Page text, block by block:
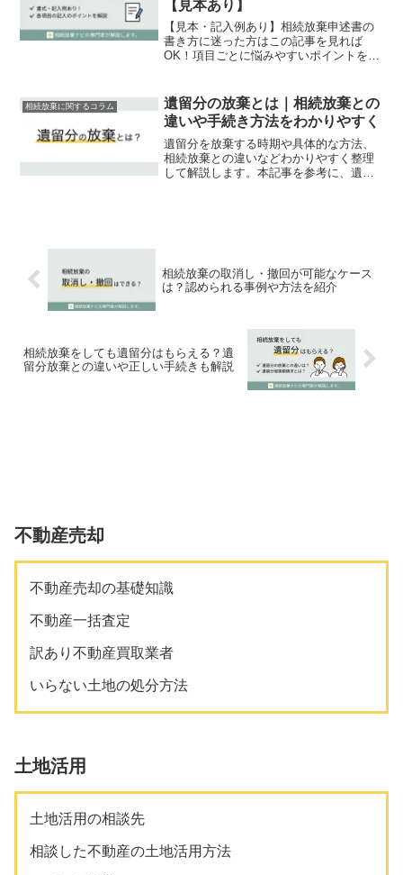
【見本あり】
【見本・記入例あり】相続放棄申述書の
書き方に迷った方はこの記事を見れば
OK！項目ごとに悩みやすいポイントをお
しく説明します。
相続放棄に関するコラム
遺留分の放棄とは｜相続放棄との
違いや手続き方法をわかりやすく
遺留分を放棄する時期や具体的な方法、
相続放棄との違いなどわかりやすく整理
して解説します。本記事を参考に、遺留
相続放棄の取消し・撤回が可能なケース
は？認められる事例や方法を紹介
相続放棄をしても遺留分はもらえる？遺
留分放棄との違いや正しい手続きも解説
不動産売却
不動産売却の基礎知識
不動産一括査定
訳あり不動産買取業者
いらない土地の処分方法
土地活用
土地活用の相談先
相談した不動産の土地活用方法